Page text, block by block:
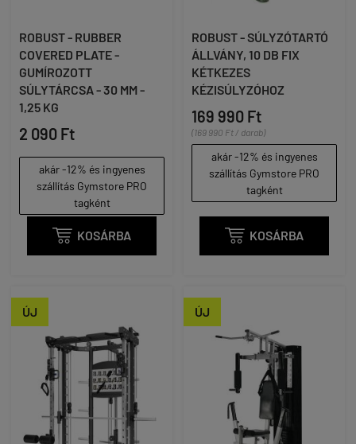
ROBUST - RUBBER
COVERED PLATE -
GUMÍROZOTT
SÚLYTÁRCSA - 30 MM -
1,25 KG
2 090 Ft
akár -12% és ingyenes
szállítás Gymstore PRO
tagként
 KOSÁRBA
ROBUST - SÚLYZÓTARTÓ
ÁLLVÁNY, 10 DB FIX
KÉTKEZES
KÉZISÚLYZÓHOZ
169 990 Ft
(169 990 Ft / darab)
akár -12% és ingyenes
szállítás Gymstore PRO
tagként
 KOSÁRBA
ÚJ ÚJ